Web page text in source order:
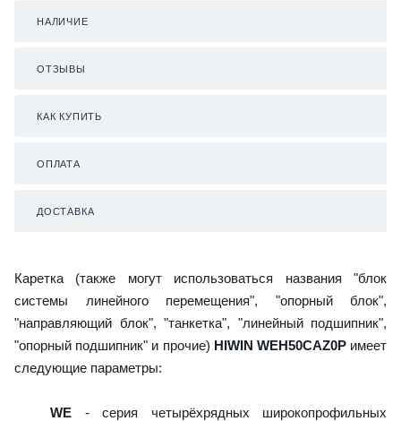
НАЛИЧИЕ
ОТЗЫВЫ
КАК КУПИТЬ
ОПЛАТА
ДОСТАВКА
Каретка (также могут использоваться названия "блок
системы линейного перемещения", "опорный блок",
"направляющий блок", "танкетка", "линейный подшипник",
"опорный подшипник" и прочие) HIWIN WEH50CAZ0Pимеет
следующие параметры:
WE - серия четырёхрядных широкопрофильных